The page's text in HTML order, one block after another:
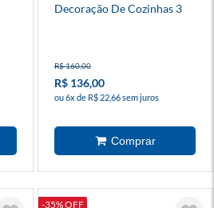
Decoração De Cozinhas 3
R$ 160,00
R$ 136,00
ou 6x de R$ 22,66 sem juros
-35% OFF